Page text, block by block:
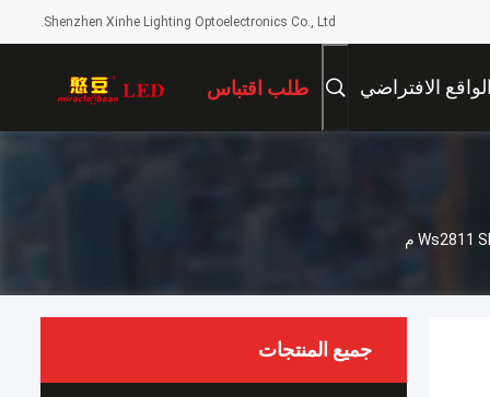
Shenzhen Xinhe Lighting Optoelectronics Co., Ltd.
الواقع الافتراضي طلب اقتباس
جميع المنتجات